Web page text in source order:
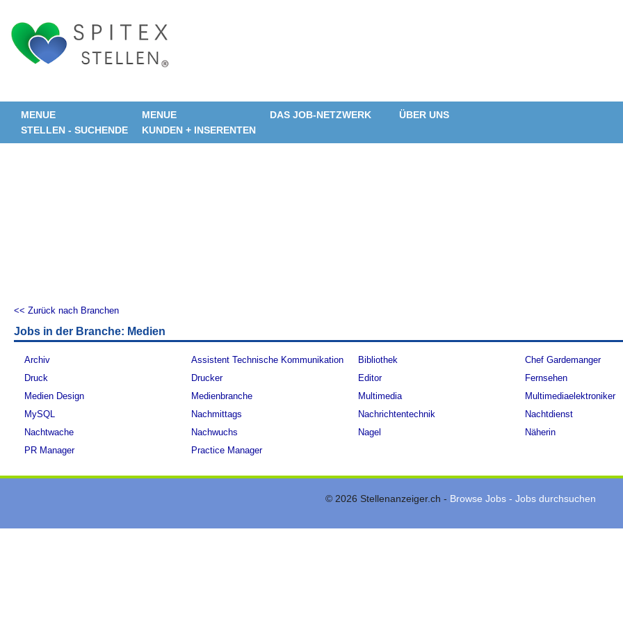
MENUE
STELLEN - SUCHENDE
MENUE
KUNDEN + INSERENTEN
DAS JOB-NETZWERK ÜBER UNS
<< Zurück nach Branchen
Jobs in der Branche: Medien
Archiv Assistent Technische Kommunikation Bibliothek
Chef Gardemanger
Druck
Drucker Editor
Fernsehen
Medien Design
Medienbranche Multimedia
Multimediaelektroniker
MySQL
Nachmittags Nachrichtentechnik
Nachtdienst
Nachtwache
Nachwuchs Nagel
Näherin
PR Manager
Practice Manager
© 2026 Stellenanzeiger.ch - Browse Jobs - Jobs durchsuchen